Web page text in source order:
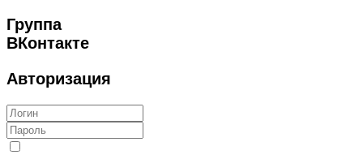
Группа
ВКонтакте
Авторизация